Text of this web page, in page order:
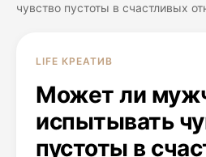
чувство пустоты в счастливых
LIFE КРЕАТИВ
Может ли
испытывать
пустоты в